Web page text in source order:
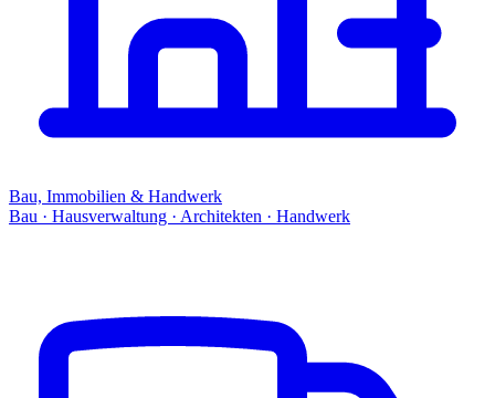
Bau, Immobilien & Handwerk
Bau · Hausverwaltung · Architekten · Handwerk